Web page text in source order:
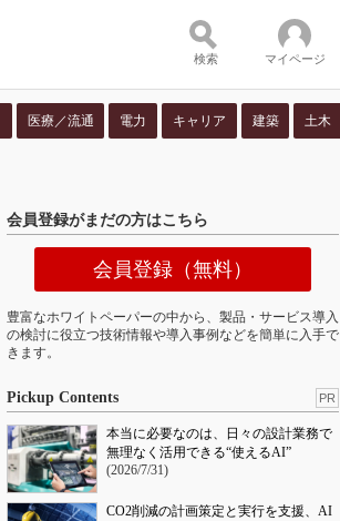
検索 マイページ
医療／流通 電力 キャリア 建築 土木
会員登録がまだの方はこちら
会員登録（無料）
豊富なホワイトペーパーの中から、製品・サービス導入
の検討に役立つ技術情報や導入事例などを簡単に入手で
きます。
Pickup Contents PR
本当に必要なのは、日々の設計業務で
無理なく活用できる“使えるAI”
(2026/7/31)
CO2削減の計画策定と実行を支援、AI